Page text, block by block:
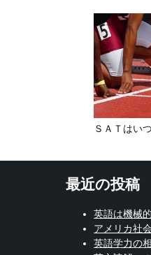
ＳＡＴはい
最近の投稿
英語は機械
アメリカ社
英語学力の